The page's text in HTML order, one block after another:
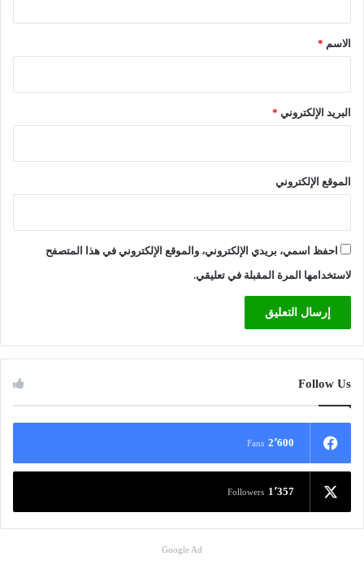
*
الاسم *
البريد الإلكتروني *
الموقع الإلكتروني
احفظ اسمي، بريدي الإلكتروني، والموقع الإلكتروني في هذا المتصفح
لاستخدامها المرة المقبلة في تعليقي.
Follow Us
2٬600 Fans
1٬357 Followers
Google Ad